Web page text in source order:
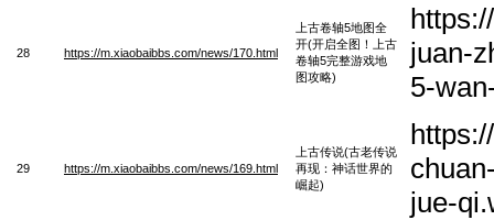
28 https://m.xiaobaibbs.com/news/170.html
上古卷轴5地图全
开(开启全图！上古
卷轴5完整游戏地
图攻略)
juan-
5-
29 https://m.xiaobaibbs.com/news/169.html
上古传说(古老传说
再现：神话世界的
崛起)
jue-